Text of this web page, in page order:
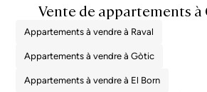
Vente de appartements à
Appartements à vendre à Raval
Appartements à vendre à Gòtic
Appartements à vendre à El Born